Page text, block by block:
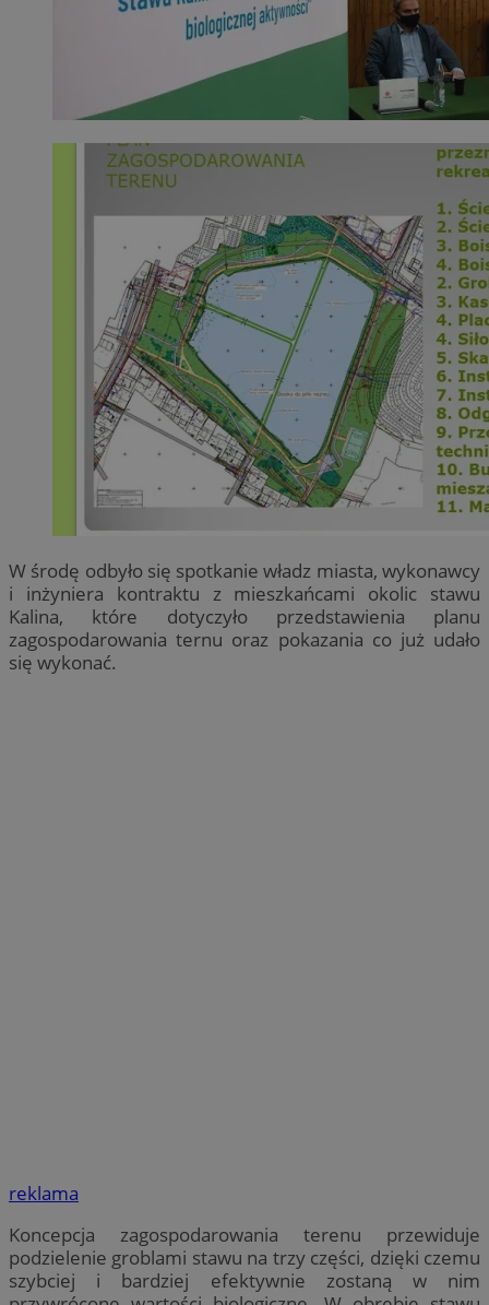
W środę odbyło się spotkanie władz miasta, wykonawcy
i inżyniera kontraktu z mieszkańcami okolic stawu
Kalina, które dotyczyło przedstawienia planu
zagospodarowania ternu oraz pokazania co już udało
się wykonać.
reklama
Koncepcja zagospodarowania terenu przewiduje
podzielenie groblami stawu na trzy części, dzięki czemu
szybciej i bardziej efektywnie zostaną w nim